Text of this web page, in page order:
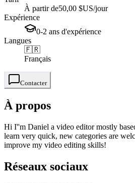
À partir de50,00 $US/jour
Expérience
0-2 ans d'expérience
Langues
🇫🇷
Français
Contacter
À propos
Hi I''m Daniel a video editor mostly
learn very quick, new categories are
improve my video editing skills!
Réseaux sociaux